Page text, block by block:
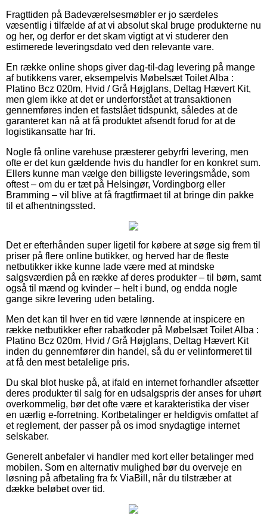
Fragttiden på Badeværelsesmøbler er jo særdeles
væsentlig i tilfælde af at vi absolut skal bruge produkterne nu
og her, og derfor er det skam vigtigt at vi studerer den
estimerede leveringsdato ved den relevante vare.
En række online shops giver dag-til-dag levering på mange
af butikkens varer, eksempelvis Møbelsæt Toilet Alba :
Platino Bcz 020m, Hvid / Grå Højglans, Deltag Hævert Kit,
men glem ikke at det er underforstået at transaktionen
gennemføres inden et fastslået tidspunkt, således at de
garanteret kan nå at få produktet afsendt forud for at de
logistikansatte har fri.
Nogle få online varehuse præsterer gebyrfri levering, men
ofte er det kun gældende hvis du handler for en konkret sum.
Ellers kunne man vælge den billigste leveringsmåde, som
oftest – om du er tæt på Helsingør, Vordingborg eller
Bramming – vil blive at få fragtfirmaet til at bringe din pakke
til et afhentningssted.
Det er efterhånden super ligetil for købere at søge sig frem til
priser på flere online butikker, og herved har de fleste
netbutikker ikke kunne lade være med at mindske
salgsværdien på en række af deres produkter – til børn, samt
også til mænd og kvinder – helt i bund, og endda nogle
gange sikre levering uden betaling.
Men det kan til hver en tid være lønnende at inspicere en
række netbutikker efter rabatkoder på Møbelsæt Toilet Alba :
Platino Bcz 020m, Hvid / Grå Højglans, Deltag Hævert Kit
inden du gennemfører din handel, så du er velinformeret til
at få den mest betalelige pris.
Du skal blot huske på, at ifald en internet forhandler afsætter
deres produkter til salg for en udsalgspris der anses for uhørt
overkommelig, bør det ofte være et karakteristika der viser
en uærlig e-forretning. Kortbetalinger er heldigvis omfattet af
et reglement, der passer på os imod snydagtige internet
selskaber.
Generelt anbefaler vi handler med kort eller betalinger med
mobilen. Som en alternativ mulighed bør du overveje en
løsning på afbetaling fra fx ViaBill, når du tilstræber at
dække beløbet over tid.